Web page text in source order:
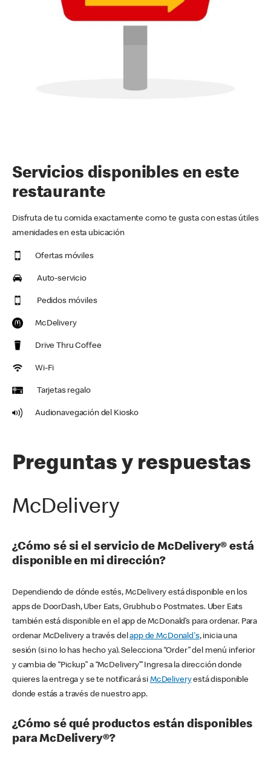
Servicios disponibles en este
restaurante
Disfruta de tu comida exactamente como te gusta con estas útiles
amenidades en esta ubicación
Ofertas móviles
Auto-servicio
Pedidos móviles
McDelivery
Drive Thru Coffee
Wi-Fi
Tarjetas regalo
Audionavegación del Kiosko
Preguntas y respuestas
McDelivery
¿Cómo sé si el servicio de McDelivery® está
disponible en mi dirección?
Dependiendo de dónde estés, McDelivery está disponible en los
apps de DoorDash, Uber Eats, Grubhub o Postmates. Uber Eats
también está disponible en el app de McDonald’s para ordenar. Para
ordenar McDelivery a través delapp de McDonald's, inicia una
sesión (si no lo has hecho ya). Selecciona “Order” del menú inferior
y cambia de “Pickup” a “McDelivery’” Ingresa la dirección donde
quieres la entrega y se te notificará si McDeliveryestá disponible
donde estás a través de nuestro app.
¿Cómo sé qué productos están disponibles
para McDelivery®?